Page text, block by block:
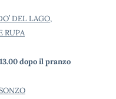
DEL LAGO,
RUPA
dopo il pranzo